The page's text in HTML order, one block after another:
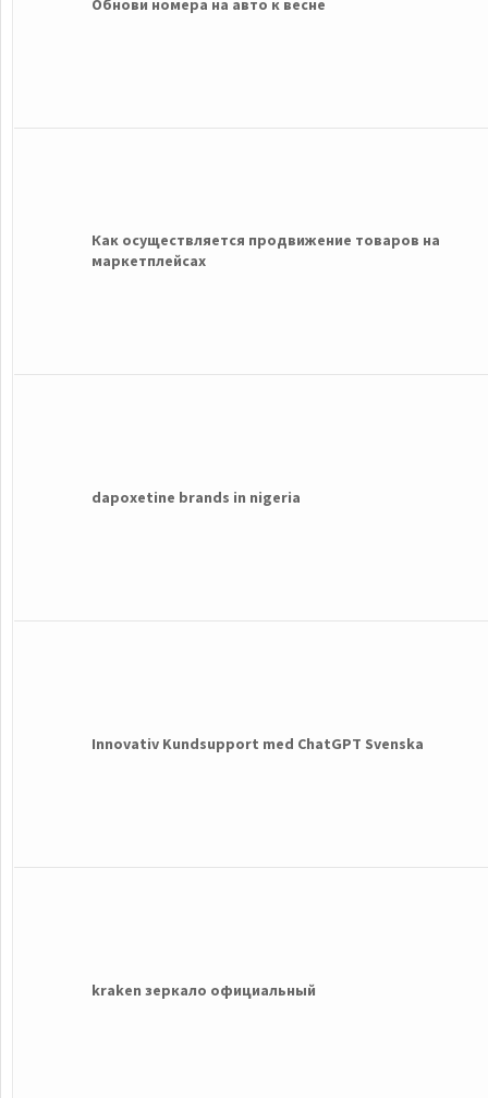
Обнови номера на авто к весне
Как осуществляется продвижение товаров на
маркетплейсах
dapoxetine brands in nigeria
Innovativ Kundsupport med ChatGPT Svenska
kraken зеркало официальный